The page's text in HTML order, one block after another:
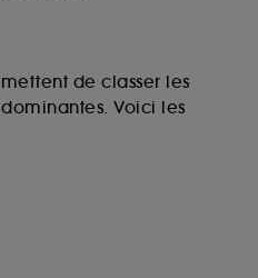
de classer les
Voici les
de votre activité en ligne
Voous pouvez à tout
consentement. Si vous
sur les cookies